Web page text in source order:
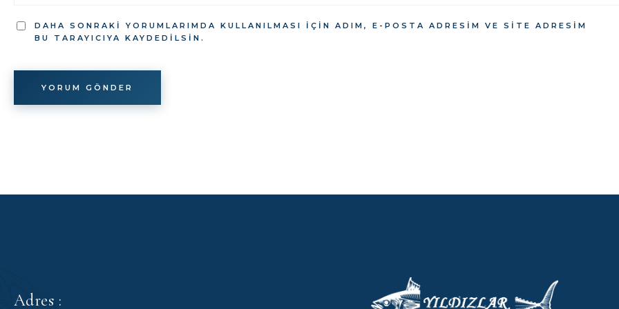
DAHA SONRAKI YORUMLARIMDA KULLANILMASI IÇIN ADIM, E-POSTA ADRESIM VE SITE ADRESIM
BU TARAYICIYA KAYDEDILSIN.
Adres :